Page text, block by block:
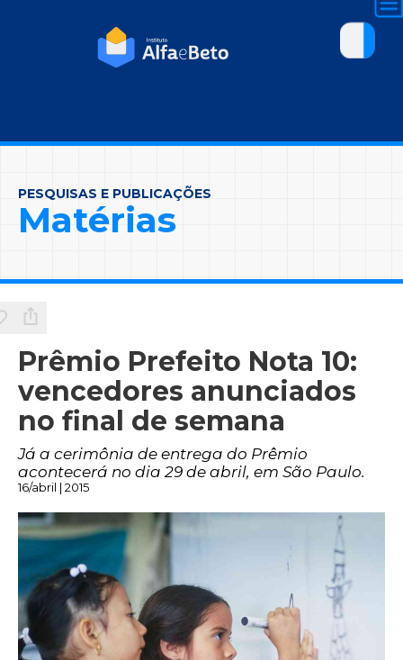
PESQUISAS E PUBLICAÇÕES
Matérias
Prêmio Prefeito Nota 10:
vencedores anunciados
no final de semana
Já a cerimônia de entrega do Prêmio
acontecerá no dia 29 de abril, em São Paulo.
16/abril | 2015